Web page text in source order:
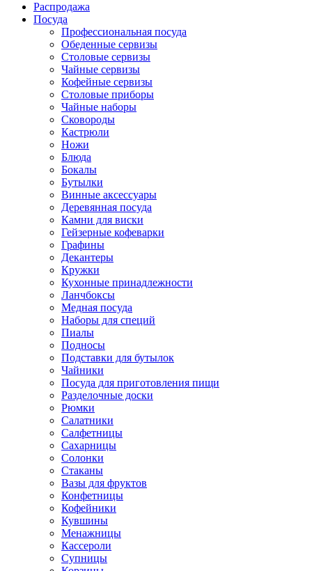
Распродажа
Посуда
Профессиональная посуда
Обеденные сервизы
Столовые сервизы
Чайные сервизы
Кофейные сервизы
Столовые приборы
Чайные наборы
Сковороды
Кастрюли
Ножи
Блюда
Бокалы
Бутылки
Винные аксессуары
Деревянная посуда
Камни для виски
Гейзерные кофеварки
Графины
Декантеры
Кружки
Кухонные принадлежности
Ланчбоксы
Медная посуда
Наборы для специй
Пиалы
Подносы
Подставки для бутылок
Чайники
Посуда для приготовления пищи
Разделочные доски
Рюмки
Салатники
Салфетницы
Сахарницы
Солонки
Стаканы
Вазы для фруктов
Конфетницы
Кофейники
Кувшины
Менажницы
Кассероли
Супницы